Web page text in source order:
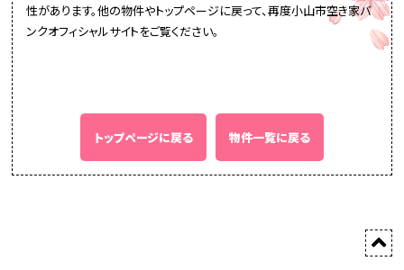
性があります。他の物件やトップページに戻って、再度小山市空き家バ
ンクオフィシャルサイトをご覧ください。
トップページに戻る 物件一覧に戻る